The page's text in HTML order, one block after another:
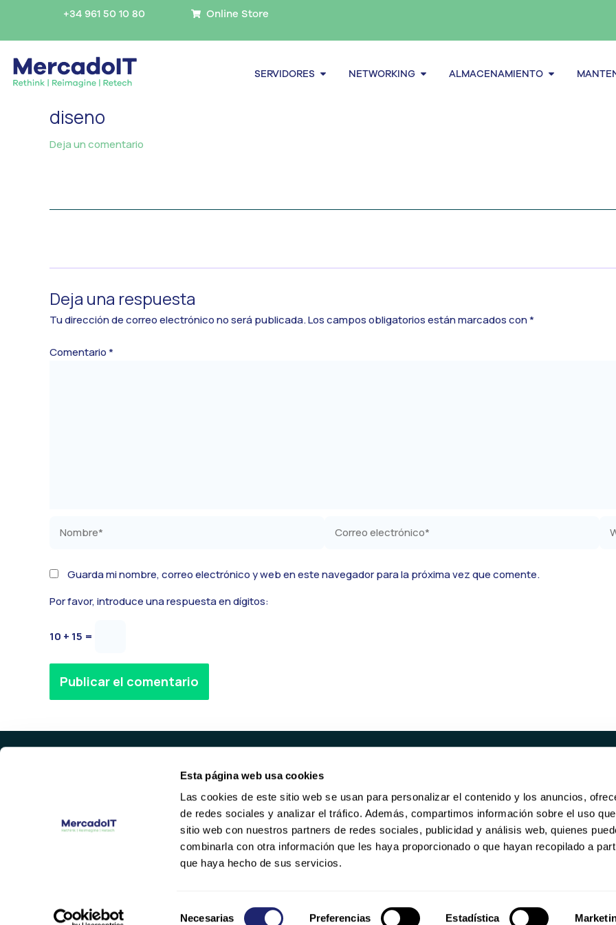
Esta página web usa cookies
Las cookies de este sitio web se usan para personalizar el contenido y los anuncios,
de redes sociales y analizar el tráfico. Además, compartimos información sobre el uso
sitio web con nuestros partners de redes sociales, publicidad y análisis web, quienes
combinarla con otra información que les haya proporcionado o que hayan recopilado a
que haya hecho de sus servicios.
Necesarias Preferencias Estadística
contenido
+34 961 50 10 80 Online Store
SERVIDORES Abrir Servidores
NETWORKING Abrir Networking
ALMACENAMIENTO Abrir
diseno
Deja un comentario
Deja una respuesta
Tu dirección de correo electrónico no será publicada.Los campos obligatorios están marcados con*
Comentario*
electrónico*
Guarda mi nombre, correo electrónico y web en este navegador para la próxima vez que comente.
Por favor, introduce una respuesta en dígitos:
10 + 15 =
Valencia
contacto@mercadoit.com
u n
PRODUCTOS
SERVIDORES REACONDICIONADOS
HARDWARE DE ALMACENAMIENTO
NETWORKING
SERVICIOS
RECOMPRA
BORRADO DE DATOS
MANTENIMIENTO
GARANTÍA DE POR VIDA